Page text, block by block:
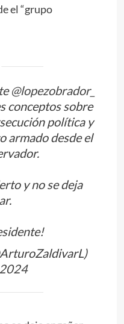
el “grupo
@lopezobrador_
conceptos sobre
política y
armado desde el
y no se deja